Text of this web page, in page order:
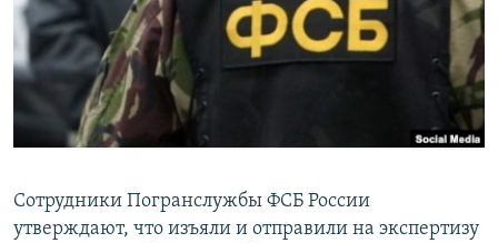
ПОБЕДИТЕЛЕЙ НЕ СУДЯТ?
КРЫМ.НЕПОКОРЕННЫЙ
ELIFBE
УКРАИНСКАЯ ПРОБЛЕМА КРЫМА
ПРИСОЕДИНЯЙТЕСЬ!
Сотрудники Погранслужбы ФСБ России
утверждают, что изъяли и отправили на экспертизу